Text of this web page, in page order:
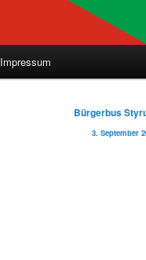
Impressum
Bürgerbus
3. September